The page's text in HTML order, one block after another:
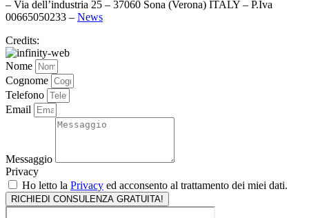
– Via dell’industria 25 – 37060 Sona (Verona) ITALY – P.Iva
00665050233 – News
Credits:
Nome
Cognome
Telefono
Email
Messaggio
Privacy
Ho letto la Privacy ed acconsento al trattamento dei miei dati.
RICHIEDI CONSULENZA GRATUITA!